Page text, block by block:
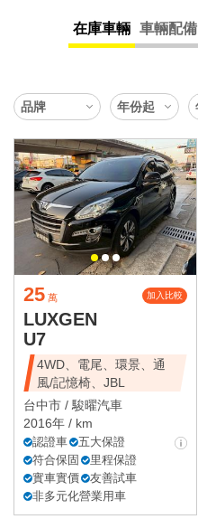
在庫車輛 車輛配備
25 萬 加入比較
LUXGEN
U7
4WD、電尾、環景、通
風/記憶椅、JBL
台中市 /駿曜汽車
2016年 / km
認證車
五大保證
符合保固
里程保證
實車實價
友善試車
非多元化營業用車